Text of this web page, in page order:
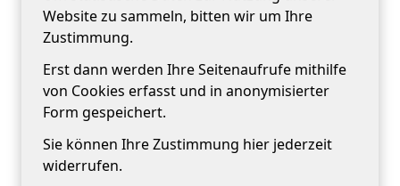
Website zu sammeln, bitten wir um Ihre
Zustimmung.
Erst dann werden Ihre Seitenaufrufe mithilfe
von Cookies erfasst und in anonymisierter
Form gespeichert.
Sie können Ihre Zustimmung hier jederzeit
widerrufen.